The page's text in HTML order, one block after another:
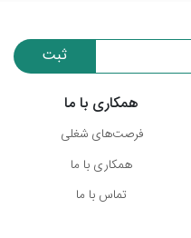
ثبت
همکاری با ما
فرصت‌های شغلی
همکاری با ما
تماس با ما